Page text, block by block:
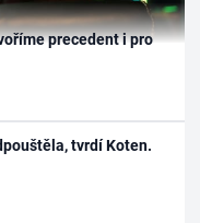
precedent i pro
tvrdí Koten.